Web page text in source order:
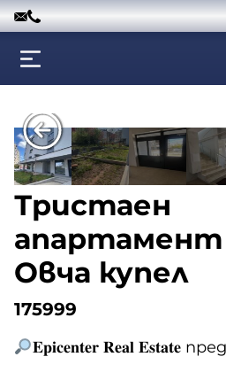
Към съдържанието
Тристаен
апартамент
Овча купел
175999
𝐄𝐩𝐢𝐜𝐞𝐧𝐭𝐞𝐫 𝐑𝐞𝐚𝐥 𝐄𝐬𝐭𝐚𝐭𝐞